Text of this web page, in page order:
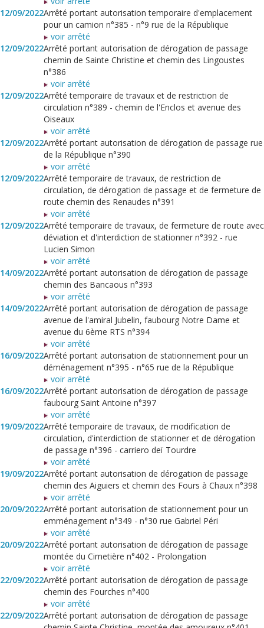
12/09/2022Arrêté portant autorisation temporaire d'emplacement
pour un camion n°385 - n°9 rue de la République
voir arrêté
12/09/2022Arrêté portant autorisation de dérogation de passage
chemin de Sainte Christine et chemin des Lingoustes
n°386
voir arrêté
12/09/2022Arrêté temporaire de travaux et de restriction de
circulation n°389 - chemin de l'Enclos et avenue des
Oiseaux
voir arrêté
12/09/2022Arrêté portant autorisation de dérogation de passage rue
de la République n°390
voir arrêté
12/09/2022Arrêté temporaire de travaux, de restriction de
circulation, de dérogation de passage et de fermeture de
route chemin des Renaudes n°391
voir arrêté
12/09/2022Arrêté temporaire de travaux, de fermeture de route avec
déviation et d'interdiction de stationner n°392 - rue
Lucien Simon
voir arrêté
14/09/2022Arrêté portant autorisation de dérogation de passage
chemin des Bancaous n°393
voir arrêté
14/09/2022Arrêté portant autorisation de dérogation de passage
avenue de l'amiral Jubelin, faubourg Notre Dame et
avenue du 6ème RTS n°394
voir arrêté
16/09/2022Arrêté portant autorisation de stationnement pour un
déménagement n°395 - n°65 rue de la République
voir arrêté
16/09/2022Arrêté portant autorisation de dérogation de passage
faubourg Saint Antoine n°397
voir arrêté
19/09/2022Arrêté temporaire de travaux, de modification de
circulation, d'interdiction de stationner et de dérogation
de passage n°396 - carriero deï Tourdre
voir arrêté
19/09/2022Arrêté portant autorisation de dérogation de passage
chemin des Aiguiers et chemin des Fours à Chaux n°398
voir arrêté
20/09/2022Arrêté portant autorisation de stationnement pour un
emménagement n°349 - n°30 rue Gabriel Péri
voir arrêté
20/09/2022Arrêté portant autorisation de dérogation de passage
montée du Cimetière n°402 - Prolongation
voir arrêté
22/09/2022Arrêté portant autorisation de dérogation de passage
chemin des Fourches n°400
voir arrêté
22/09/2022Arrêté portant autorisation de dérogation de passage